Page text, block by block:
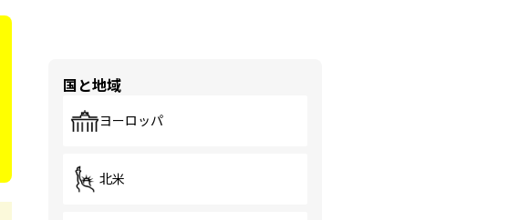
国と地域
ヨーロッパ
北米